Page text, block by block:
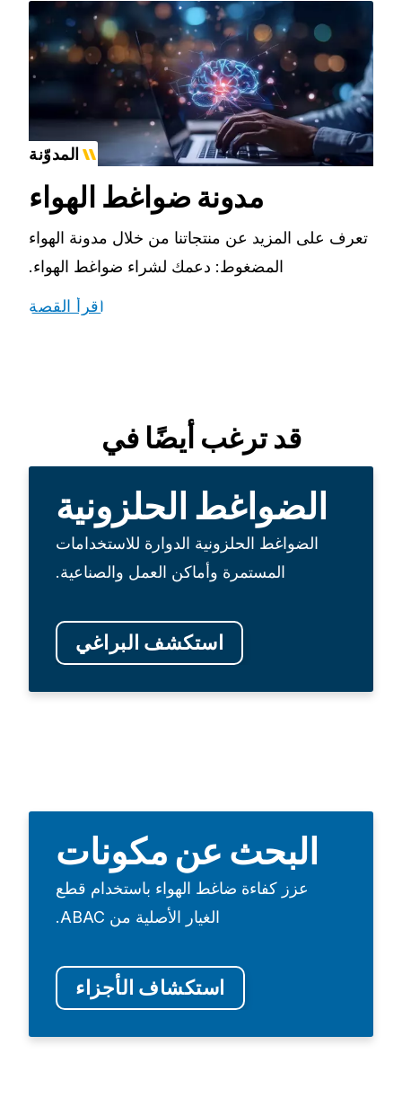
المدوّنة
مدونة ضواغط الهواء
تعرف على المزيد عن منتجاتنا من خلال مدونة الهواء
المضغوط: دعمك لشراء ضواغط الهواء.
اقرأ القصة
قد ترغب أيضًا في
الضواغط الحلزونية
الضواغط الحلزونية الدوارة للاستخدامات
المستمرة وأماكن العمل والصناعية.
استكشف البراغي
البحث عن مكونات
عزز كفاءة ضاغط الهواء باستخدام قطع
الغيار الأصلية من ABAC.
استكشاف الأجزاء